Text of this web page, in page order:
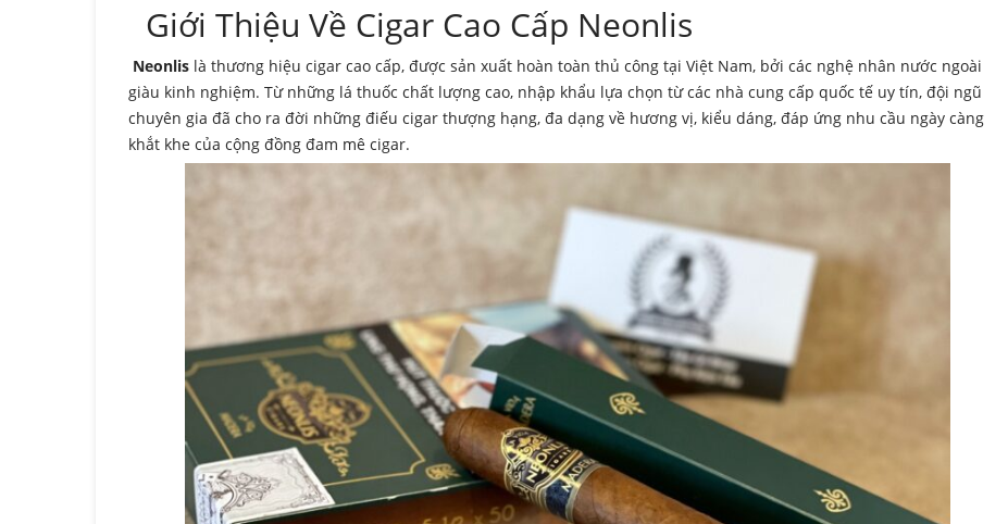
Giới Thiệu Về Cigar Cao Cấp Neonlis
Neonlis là thương hiệu cigar cao cấp, được sản xuất hoàn toàn thủ công tại Việt Nam, bởi các nghệ nhân nước ngoài
giàu kinh nghiệm. Từ những lá thuốc chất lượng cao, nhập khẩu lựa chọn từ các nhà cung cấp quốc tế uy tín, đội ngũ
chuyên gia đã cho ra đời những điếu cigar thượng hạng, đa dạng về hương vị, kiểu dáng, đáp ứng nhu cầu ngày càng
khắt khe của cộng đồng đam mê cigar.